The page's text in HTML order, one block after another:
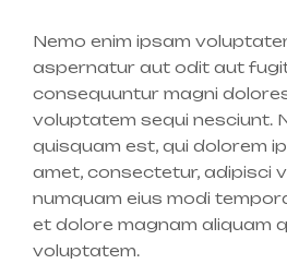
Nemo enim ipsam
aspernatur aut odit aut
consequuntur magni
voluptatem sequi nesciunt.
quisquam est, qui dolorem
amet, consectetur, adipisci
numquam eius modi
et dolore magnam aliquam
voluptatem.